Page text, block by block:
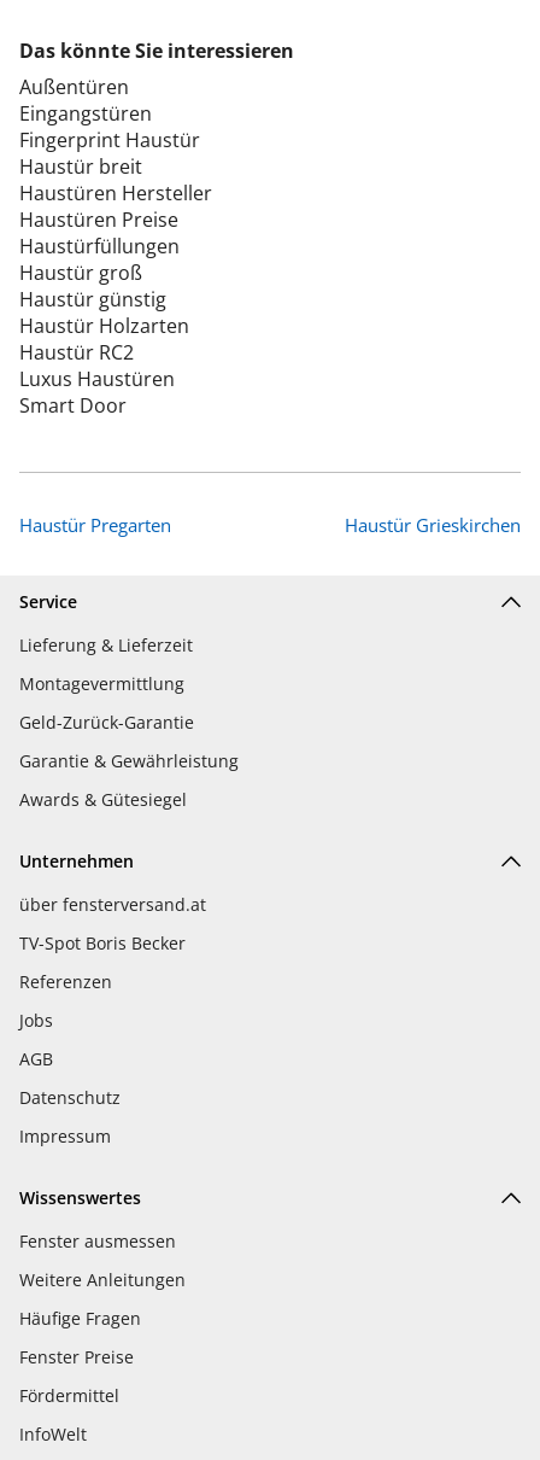
Das könnte Sie interessieren
Außentüren
Eingangstüren
Fingerprint Haustür
Haustür breit
Haustüren Hersteller
Haustüren Preise
Haustürfüllungen
Haustür groß
Haustür günstig
Haustür Holzarten
Haustür RC2
Luxus Haustüren
Smart Door
Haustür Pregarten Haustür Grieskirchen
Service
Lieferung & Lieferzeit
Montagevermittlung
Geld-Zurück-Garantie
Garantie & Gewährleistung
Awards & Gütesiegel
Unternehmen
über fensterversand.at
TV-Spot Boris Becker
Referenzen
Jobs
AGB
Datenschutz
Impressum
Wissenswertes
Fenster ausmessen
Weitere Anleitungen
Häufige Fragen
Fenster Preise
Fördermittel
InfoWelt